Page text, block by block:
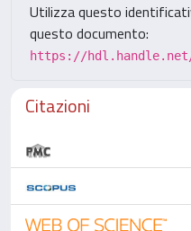
Utilizza questo
questo documento:
https://hdl.handle.net/
Citazioni